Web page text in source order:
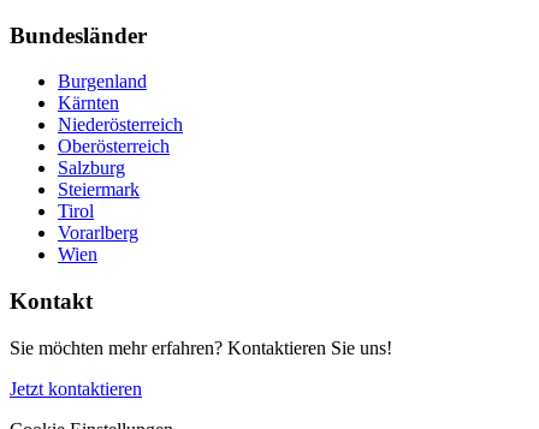
Bundesländer
Burgenland
Kärnten
Niederösterreich
Oberösterreich
Salzburg
Steiermark
Tirol
Vorarlberg
Wien
Kontakt
Sie möchten mehr erfahren? Kontaktieren Sie uns!
Jetzt kontaktieren